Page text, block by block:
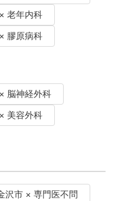
老年内科
膠原病科
脳神経外科
美容外科
沢市 × 専門医不問